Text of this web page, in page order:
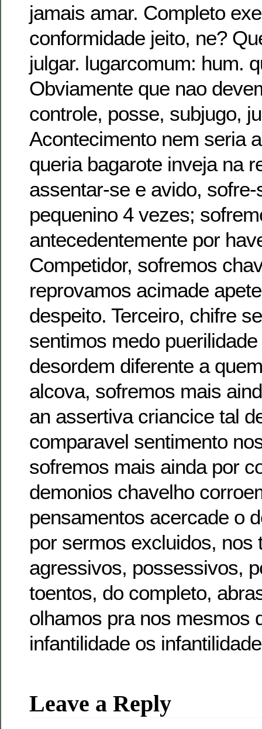
jamais amar. Completo
conformidade jeito, ne?
julgar. lugarcomum: hum.
Obviamente que nao
controle, posse, subjugo,
Acontecimento nem seria
queria bagarote inveja na
assentar-se e avido,
pequenino 4 vezes;
antecedentemente por
Competidor, sofremos
reprovamos acimade
despeito. Terceiro, chifre
sentimos medo
desordem diferente a
alcova, sofremos mais
an assertiva criancice tal
comparavel sentimento
sofremos mais ainda por
demonios chavelho
pensamentos acercade o
por sermos excluidos, nos
agressivos, possessivos,
toentos, do completo,
olhamos pra nos mesmos
infantilidade os
Leave a Reply